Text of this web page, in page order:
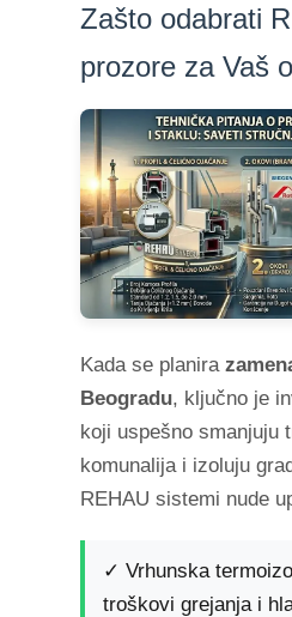
Zašto odabrati
prozore za Vaš
Kada se planira
Beogradu, ključno je
koji uspešno smanjuju
komunalija i izoluju
REHAU sistemi nude
✓ Vrhunska
troškovi grejanja i